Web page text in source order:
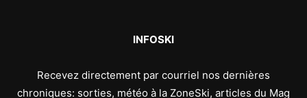
INFOSKI
Recevez directement par courriel nos dernières
chroniques: sorties, météo à la ZoneSki, articles du Mag